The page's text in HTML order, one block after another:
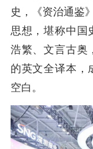
史，《资治通鉴
思想，堪称中国
浩繁、文言古奥
的英文全译本，
空白。